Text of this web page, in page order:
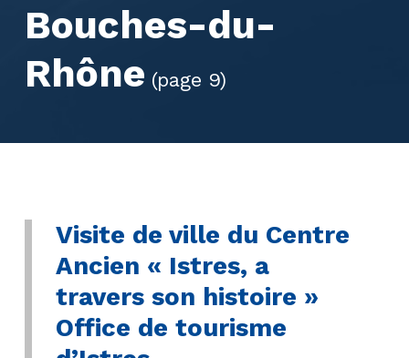
Bouches-du-
Rhône (page 9)
Visite de ville du Centre
Ancien « Istres, a
travers son histoire »
Office de tourisme